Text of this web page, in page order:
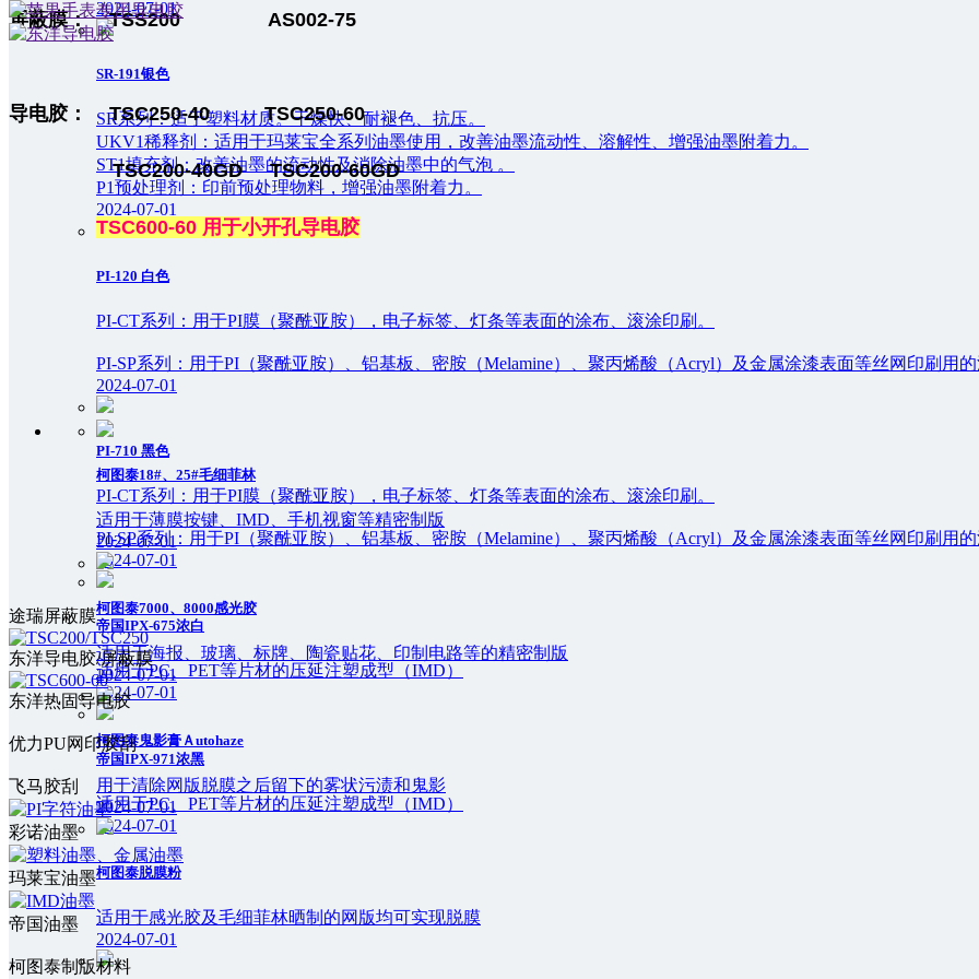
2024-07-01
SR-191银色
SR系列：适于塑料材质。干燥快、耐褪色、抗压。
UKV1稀释剂：适用于玛莱宝全系列油墨使用，改善油墨流动性、溶解性、增强油墨附着力。
ST1填充剂：改善油墨的流动性及消除油墨中的气泡 。
P1预处理剂：印前预处理物料，增强油墨附着力。
2024-07-01
PI-120 白色
PI-CT系列：用于PI膜（聚酰亚胺），电子标签、灯条等表面的涂布、滚涂印刷。
PI-SP系列：用于PI（聚酰亚胺）、铝基板、密胺（Melamine）、聚丙烯酸（Acryl）及金属涂漆表面等丝网印刷用
2024-07-01
PI-710 黑色
PI-CT系列：用于PI膜（聚酰亚胺），电子标签、灯条等表面的涂布、滚涂印刷。
PI-SP系列：用于PI（聚酰亚胺）、铝基板、密胺（Melamine）、聚丙烯酸（Acryl）及金属涂漆表面等丝网印刷用
2024-07-01
帝国IPX-675浓白
适用于PC、PET等片材的压延注塑成型（IMD）
2024-07-01
帝国IPX-971浓黑
适用于PC、PET等片材的压延注塑成型（IMD）
2024-07-01
柯图泰18#、25#毛细菲林
适用于薄膜按键、IMD、手机视窗等精密制版
2024-07-01
柯图泰7000、8000感光胶
适用于海报、玻璃、标牌、陶瓷贴花、印制电路等的精密制版
2024-07-01
柯图泰鬼影膏Ａutohaze
用于清除网版脱膜之后留下的雾状污渍和鬼影
2024-07-01
柯图泰脱膜粉
适用于感光胶及毛细菲林晒制的网版均可实现脱膜
2024-07-01
屏蔽膜：TSS200 AS002-75
导电胶：TSC250-40 TSC250-60
TSC200-40GD TSC200-60GD
TSC600-60 用于小开孔导电胶
途瑞屏蔽膜
东洋导电胶/屏蔽膜
东洋热固导电胶
优力PU网印胶刮
飞马胶刮
彩诺油墨
玛莱宝油墨
帝国油墨
柯图泰制版材料